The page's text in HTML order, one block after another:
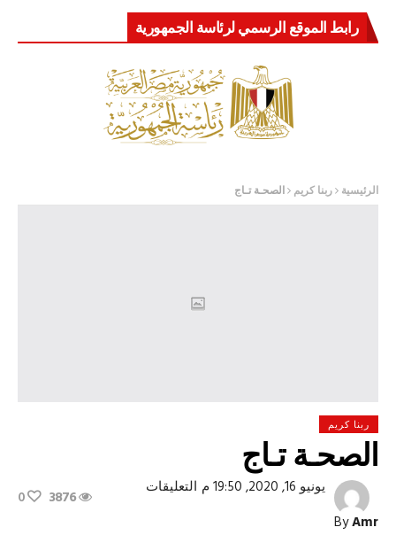
رابط الموقع الرسمي لرئاسة الجمهورية
الرئيسية ربنا كريم الصحـة تـاج
ربنا كريم
الصحـة تـاج
ByAmr
يونيو 16, 2020, 19:50 م التعليقاتعلى
3876
0